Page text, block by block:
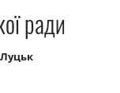
ради